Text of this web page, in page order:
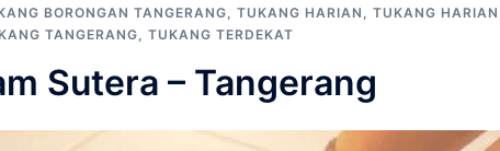
BORONGAN TANGERANG, TUKANG HARIAN , TUKANG
TANGERANG, TUKANG TERDEKAT
Sutera – Tangerang